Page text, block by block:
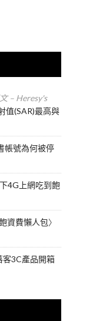
– Heresy's
值(SAR)最高與
帳號為何被停
4G上網吃到飽
資費懶人包〉
客3C產品開箱